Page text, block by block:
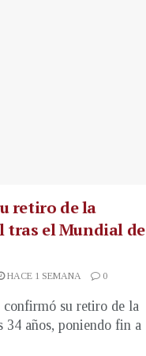
retiro de la
tras el Mundial de
HACE 1 SEMANA 0
su retiro de la
34 años, poniendo fin a